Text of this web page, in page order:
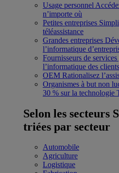
Usage personnel
n’importe où
Petites entreprises
téléassistance
Grandes entreprises
l’informatique
Fournisseurs de services
l’informatique des clients
OEM Rationalisez
Organismes à but non
30 % sur la technologie
Selon les secteurs
triées par secteur
Automobile
Agriculture
Logistique